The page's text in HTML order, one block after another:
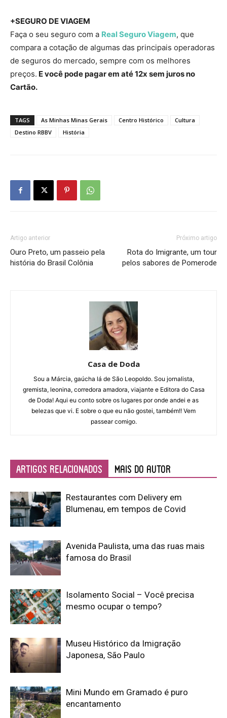
+SEGURO DE VIAGEM
Faça o seu seguro com a Real Seguro Viagem, que
compara a cotação de algumas das principais operadoras
de seguros do mercado, sempre com os melhores
preços. E você pode pagar em até 12x sem juros no
Cartão.
TAGS As Minhas Minas Gerais Centro Histórico
Cultura
Destino RBBV
História
Artigo anterior
Ouro Preto, um passeio pela
história do Brasil Colônia
Próximo artigo
Rota do Imigrante, um tour
pelos sabores de Pomerode
Casa de Doda
Sou a Márcia, gaúcha lá de São Leopoldo. Sou jornalista,
gremista, leonina, corredora amadora, viajante e Editora do Casa
de Doda! Aqui eu conto sobre os lugares por onde andei e as
belezas que vi. E sobre o que eu não gostei, também!! Vem
passear comigo.
ARTIGOS RELACIONADOS Mais do autor
Restaurantes com Delivery em
Blumenau, em tempos de Covid
Avenida Paulista, uma das ruas mais
famosa do Brasil
Isolamento Social – Você precisa
mesmo ocupar o tempo?
Museu Histórico da Imigração
Japonesa, São Paulo
Mini Mundo em Gramado é puro
encantamento